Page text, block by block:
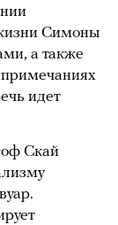
Симоны
а также
идет
Скай